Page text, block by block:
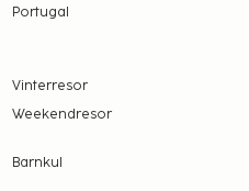
Portugal
Vinterresor
Weekendresor
Barnkul